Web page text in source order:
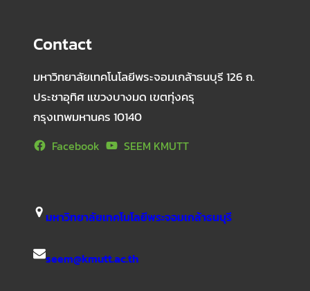
Contact
มหาวิทยาลัยเทคโนโลยีพระจอมเกล้าธนบุรี 126 ถ.
ประชาอุทิศ แขวงบางมด เขตทุ่งครุ
กรุงเทพมหานคร 10140
Facebook SEEM KMUTT
มหาวิทยาลัยเทคโนโลยีพระจอมเกล้าธนบุรี
seem@kmutt.ac.th